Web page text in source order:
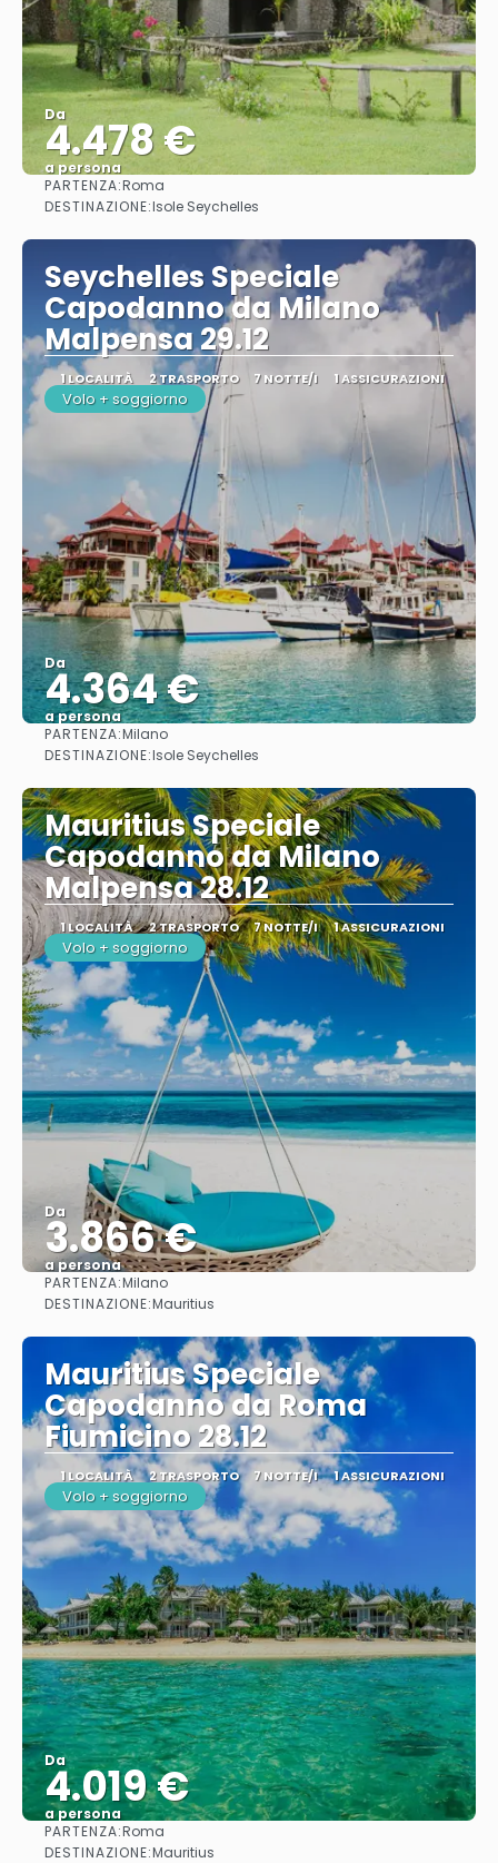
Da
4.478 €
a persona
Vedere
PARTENZA:Roma
DESTINAZIONE:Isole Seychelles
Seychelles Speciale
Capodanno da Milano
Malpensa 29.12
1 LOCALITÀ 2 TRASPORTO 7 NOTTE/I 1 ASSICURAZIONI
Volo + soggiorno
Da
4.364 €
a persona
Vedere
PARTENZA:Milano
DESTINAZIONE:Isole Seychelles
Mauritius Speciale
Capodanno da Milano
Malpensa 28.12
1 LOCALITÀ 2 TRASPORTO 7 NOTTE/I 1 ASSICURAZIONI
Volo + soggiorno
Da
3.866 €
a persona
PARTENZA:Milano
DESTINAZIONE:Mauritius
Mauritius Speciale
Capodanno da Roma
Fiumicino 28.12
1 LOCALITÀ 2 TRASPORTO 7 NOTTE/I 1 ASSICURAZIONI
Volo + soggiorno
Da
4.019 €
a persona
PARTENZA:Roma
DESTINAZIONE:Mauritius